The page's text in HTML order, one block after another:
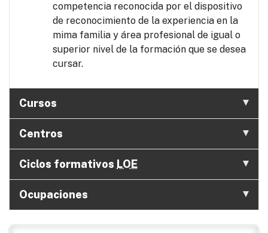
competencia reconocida por el dispositivo
de reconocimiento de la experiencia en la
mima familia y área profesional de igual o
superior nivel de la formación que se desea
cursar.
Cursos
Centros
Ciclos formativos LOE
Ocupaciones